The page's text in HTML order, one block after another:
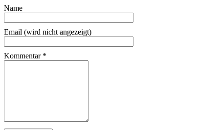
Name
Email (wird nicht angezeigt)
Kommentar*